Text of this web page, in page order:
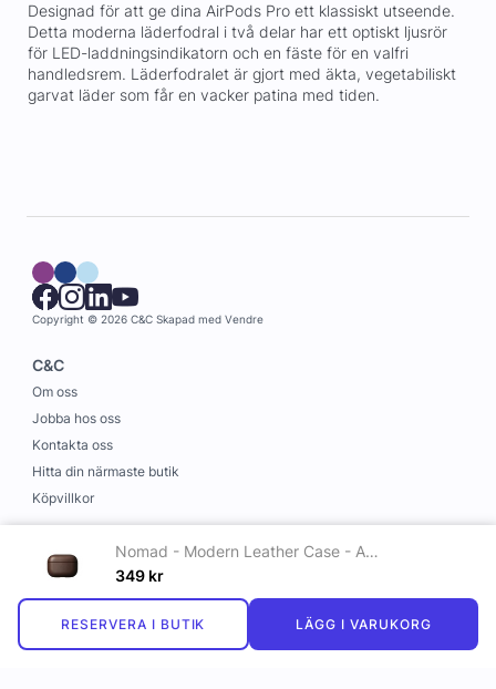
Nomad - Modern Leather Case - AirPods Pro 3 | Rustic Brown | Horween
349 kr
RESERVERA I BUTIK LÄGG I VARUKORG
Designad för att ge dina AirPods Pro ett klassiskt utseende.
Detta moderna läderfodral i två delar har ett optiskt ljusrör
för LED-laddningsindikatorn och en fäste för en valfri
handledsrem. Läderfodralet är gjort med äkta, vegetabiliskt
garvat läder som får en vacker patina med tiden.
Copyright © 2026 C&C Skapad med Vendre
C&C
Om oss
Jobba hos oss
Kontakta oss
Hitta din närmaste butik
Köpvillkor
Information
Leverans och betalning
Cookies
Personuppgiftspolicy